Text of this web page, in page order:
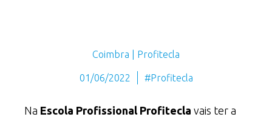
Coimbra | Profitecla
01/06/2022 #Profitecla
Na Escola Profissional Profitecla vais ter a